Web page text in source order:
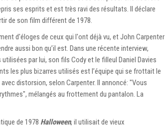
ses esprits et est très ravi des résultats. Il déclare
de son film différent de 1978.
d'éloges de ceux qui l'ont déjà vu, et John Carpenter
aussi bon qu’il est. Dans une récente interview,
par lui, son fils Cody et le filleul Daniel Davies
les plus bizarres utilisés est l’équipe qui se frottait le
distorsion, selon Carpenter. Il annoncé: "Vous
mélangés au frottement du pantalon. La
de 1978 Halloween, il utilisait de vieux